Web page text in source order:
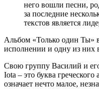
него вошли песни,
за последние
текстов является
Альбом «Только один Ты»
исполнении и одну из них
Свою группу Василий и
Iota – это буква
означает нечто малое,